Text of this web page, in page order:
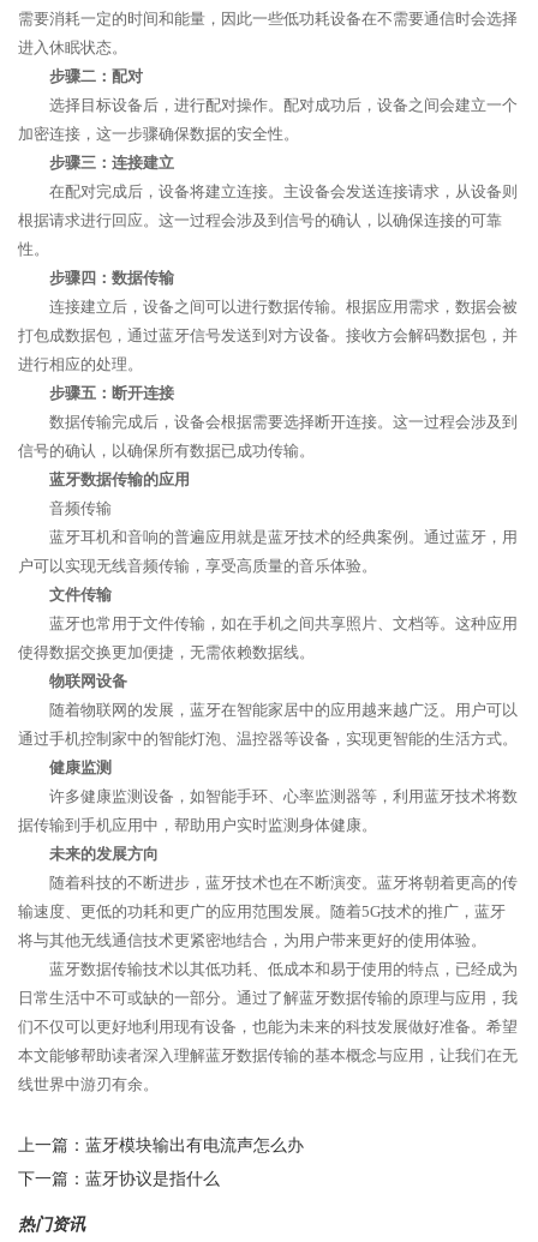
需要消耗一定的时间和能量，因此一些低功耗设备在不需要通信时会选择
进入休眠状态。
步骤二：配对
选择目标设备后，进行配对操作。配对成功后，设备之间会建立一个
加密连接，这一步骤确保数据的安全性。
步骤三：连接建立
在配对完成后，设备将建立连接。主设备会发送连接请求，从设备则
根据请求进行回应。这一过程会涉及到信号的确认，以确保连接的可靠
性。
步骤四：数据传输
连接建立后，设备之间可以进行数据传输。根据应用需求，数据会被
打包成数据包，通过蓝牙信号发送到对方设备。接收方会解码数据包，并
进行相应的处理。
步骤五：断开连接
数据传输完成后，设备会根据需要选择断开连接。这一过程会涉及到
信号的确认，以确保所有数据已成功传输。
蓝牙数据传输的应用
音频传输
蓝牙耳机和音响的普遍应用就是蓝牙技术的经典案例。通过蓝牙，用
户可以实现无线音频传输，享受高质量的音乐体验。
文件传输
蓝牙也常用于文件传输，如在手机之间共享照片、文档等。这种应用
使得数据交换更加便捷，无需依赖数据线。
物联网设备
随着物联网的发展，蓝牙在智能家居中的应用越来越广泛。用户可以
通过手机控制家中的智能灯泡、温控器等设备，实现更智能的生活方式。
健康监测
许多健康监测设备，如智能手环、心率监测器等，利用蓝牙技术将数
据传输到手机应用中，帮助用户实时监测身体健康。
未来的发展方向
随着科技的不断进步，蓝牙技术也在不断演变。蓝牙将朝着更高的传
输速度、更低的功耗和更广的应用范围发展。随着5G技术的推广，蓝牙
将与其他无线通信技术更紧密地结合，为用户带来更好的使用体验。
蓝牙数据传输技术以其低功耗、低成本和易于使用的特点，已经成为
日常生活中不可或缺的一部分。通过了解蓝牙数据传输的原理与应用，我
们不仅可以更好地利用现有设备，也能为未来的科技发展做好准备。希望
本文能够帮助读者深入理解蓝牙数据传输的基本概念与应用，让我们在无
线世界中游刃有余。
上一篇： 蓝牙模块输出有电流声怎么办
下一篇： 蓝牙协议是指什么
热门资讯